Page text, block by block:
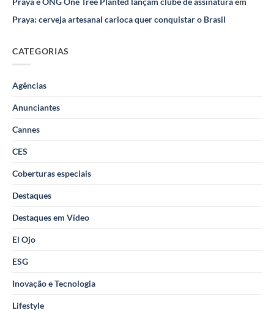
Praya: cerveja artesanal carioca quer conquistar o Brasil
CATEGORIAS
Agências
Anunciantes
Cannes
CES
Coberturas especiais
Destaques
Destaques em Vídeo
El Ojo
ESG
Inovação e Tecnologia
Lifestyle